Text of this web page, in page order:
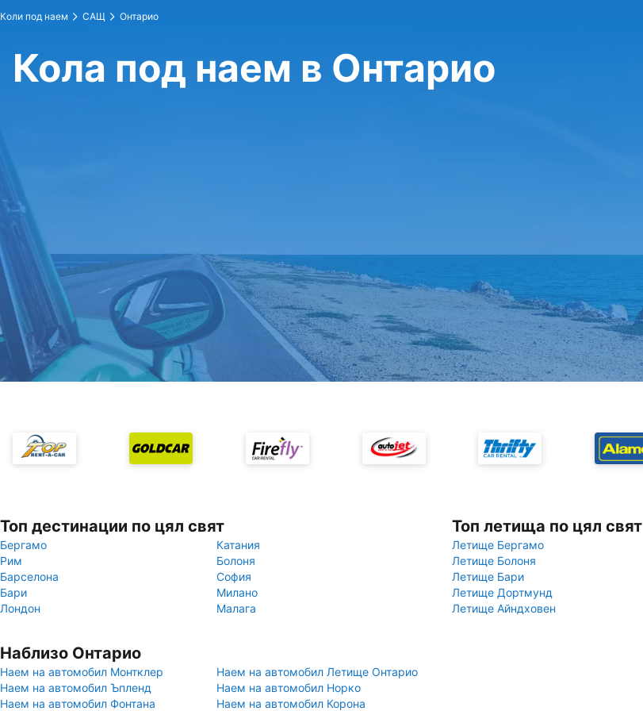
Коли под наем САЩ Онтарио
Кола под наем в Онтарио
Топ дестинации по цял свят
Бергамо
Катания
Рим
Болоня
Барселона
София
Бари
Милано
Лондон
Малага
Топ летища по цял свят
Летище Бергамо
Летище Болоня
Летище Бари
Летище Дортмунд
Летище Айндховен
Наблизо Онтарио
Наем на автомобил Монтклер
Наем на автомобил Летище Онтарио
Наем на автомобил Ъпленд
Наем на автомобил Норко
Наем на автомобил Фонтана
Наем на автомобил Корона